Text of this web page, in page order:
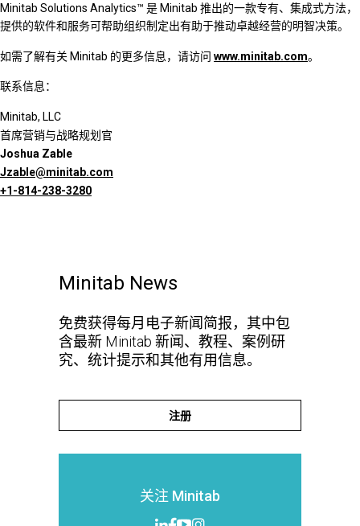
Minitab Solutions Analytics™ 是 Minitab 推出的一款专有、集成式方法，
提供的软件和服务可帮助组织制定出有助于推动卓越经营的明智决策。
如需了解有关 Minitab 的更多信息，请访问 www.minitab.com。
联系信息：
Minitab, LLC
首席营销与战略规划官
Joshua Zable
Jzable@minitab.com
+1-814-238-3280
Minitab News
免费获得每月电子新闻简报，其中包
含最新 Minitab 新闻、教程、案例研
究、统计提示和其他有用信息。
注册
关注 Minitab